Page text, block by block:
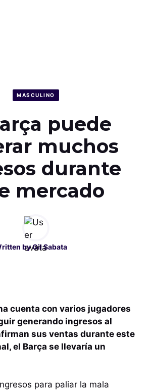
MASCULINO
puede
muchos
durante
mercado
byGil Sabata
cuenta con varios jugadores
generando ingresos al
sus ventas durante este
el Barça se llevaría un
para paliar la mala